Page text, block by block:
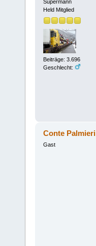
Supermann
Held Mitglied
Beiträge: 3.696
Geschlecht:
Conte Palmieri
Gast